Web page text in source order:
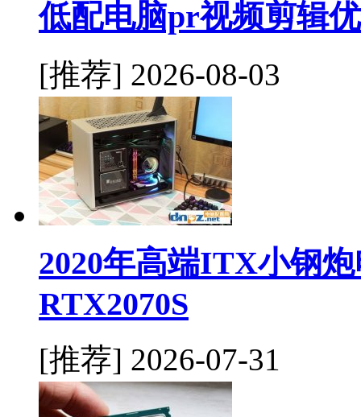
低配电脑pr视频剪辑
[推荐] 2026-08-03
2020年高端ITX小钢
RTX2070S
[推荐] 2026-07-31